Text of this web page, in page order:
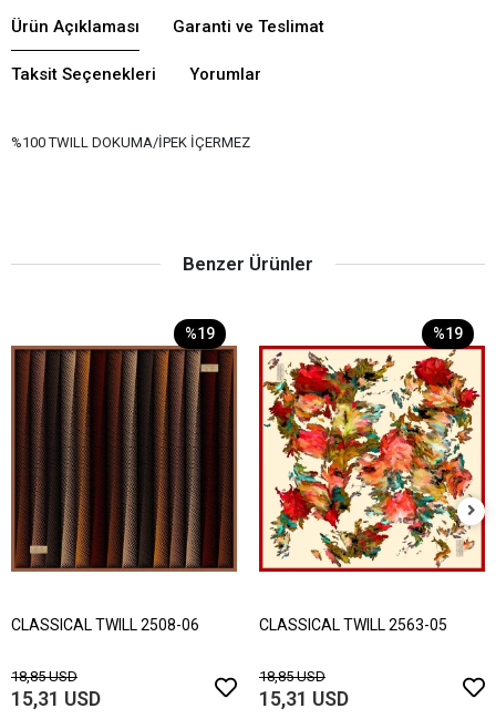
Ürün Açıklaması Garanti ve Teslimat
Taksit Seçenekleri Yorumlar
%100 TWILL DOKUMA/İPEK İÇERMEZ
Benzer Ürünler
%19
CLASSICAL TWILL 2508-06
18,85 USD
15,31 USD
%19
CLASSICAL TWILL 2563-05
18,85 USD
15,31 USD